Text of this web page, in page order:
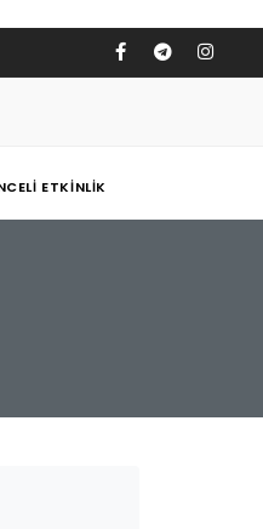
ETKINLIK